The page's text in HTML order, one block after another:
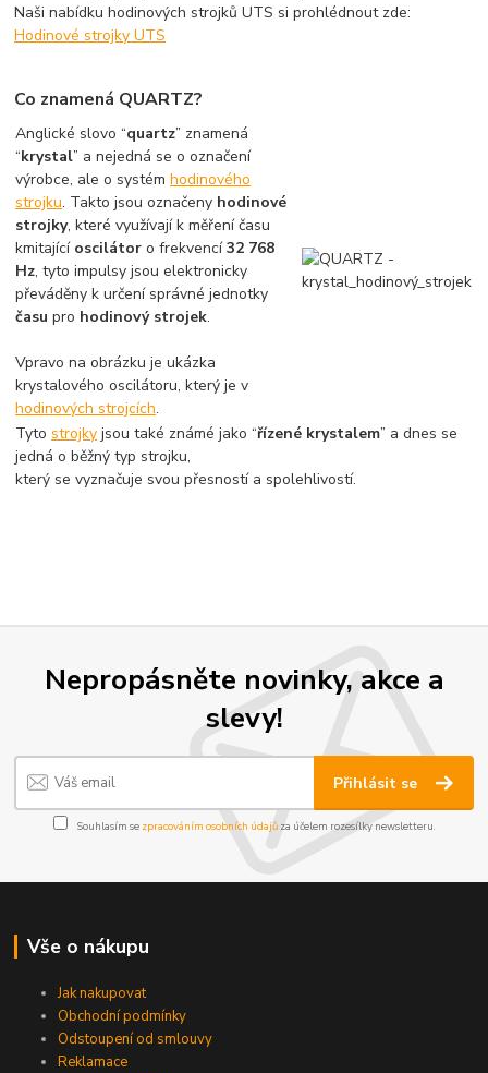
Naši nabídku hodinových strojků UTS si prohlédnout zde:
Hodinové strojky UTS
Co znamená QUARTZ?
Anglické slovo “quartz” znamená
“krystal” a nejedná se o označení
výrobce, ale o systémhodinového
strojku. Takto jsou označeny hodinové
strojky, které využívají k měření času
kmitající oscilátor o frekvencí32 768
Hz, tyto impulsy jsou elektronicky
převáděny k určení správné jednotky
času pro hodinový strojek.
Vpravo na obrázku je ukázka
krystalového oscilátoru, který je v
hodinových strojcích.
Tytostrojky jsou také známé jako “řízené krystalem” a dnes se
jedná o běžný typ strojku,
který se vyznačuje svou přesností a spolehlivostí.
Nepropásněte novinky, akce a
slevy!
Přihlásit se
Souhlasím se zpracováním osobních údajůza účelem rozesílky newsletteru.
Vše o nákupu
Jak nakupovat
Obchodní podmínky
Odstoupení od smlouvy
Reklamace